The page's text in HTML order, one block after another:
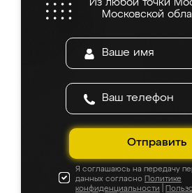
Из любой точки
Московской
Отправить
Я соглашаюсь на передачу
данных согласно Политике
конфиденциальности